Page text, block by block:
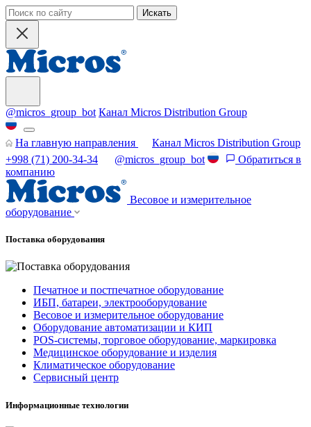
Искать
@micros_group_bot Канал Micros Distribution Group
На главную направления
Канал Micros Distribution Group
+998 (71) 200-34-34
@micros_group_bot
Обратиться в
компанию
Весовое и измерительное
оборудование
Поставка оборудования
Печатное и постпечатное оборудование
ИБП, батареи, электрооборудование
Весовое и измерительное оборудование
Оборудование автоматизации и КИП
POS-системы, торговое оборудование, маркировка
Медицинское оборудование и изделия
Климатическое оборудование
Сервисный центр
Информационные технологии